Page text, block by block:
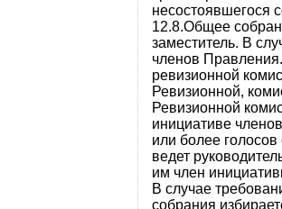
несостоявшегося
12.8.Общее
заместитель. В
членов
ревизионной
Ревизионной,
Ревизионной
инициативе
или более
ведет
им член
В случае
собрания